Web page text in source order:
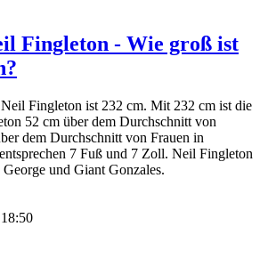
Fingleton - Wie groß ist
Fingleton ist 232 cm. Mit 232 cm ist die
52 cm über dem Durchschnitt von
dem Durchschnitt von Frauen in
7 Fuß und 7 Zoll. Neil Fingleton
und Giant Gonzales.